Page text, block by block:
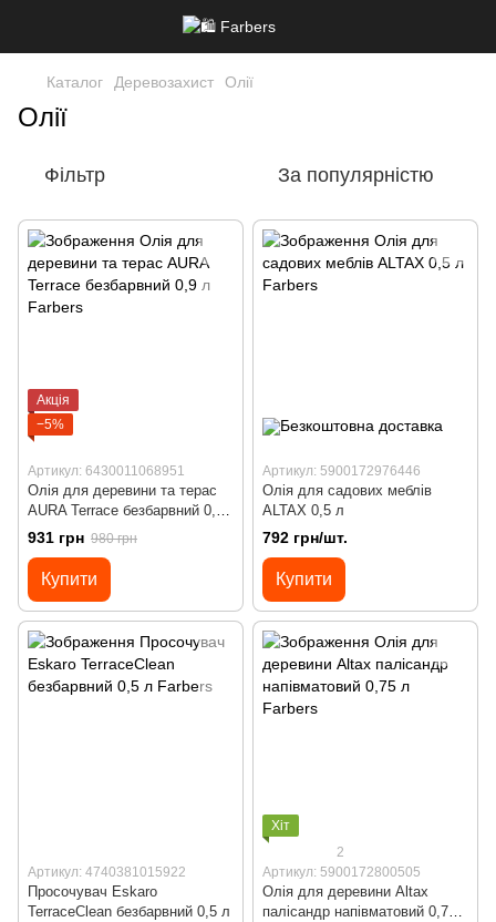
Каталог Деревозахист Олії
Олії
Фільтр За популярністю
Акція
−5%
Артикул: 6430011068951
Олія для деревини та терас
AURA Terrace безбарвний 0,9
л
931 грн 980 грн
Купити
Артикул: 5900172976446
Олія для садових меблів
ALTAX 0,5 л
792 грн/шт.
Купити
Артикул: 4740381015922
Просочувач Eskaro
TerraceClean безбарвний 0,5 л
Хіт
2
Артикул: 5900172800505
Олія для деревини Altax
палісандр напівматовий 0,75